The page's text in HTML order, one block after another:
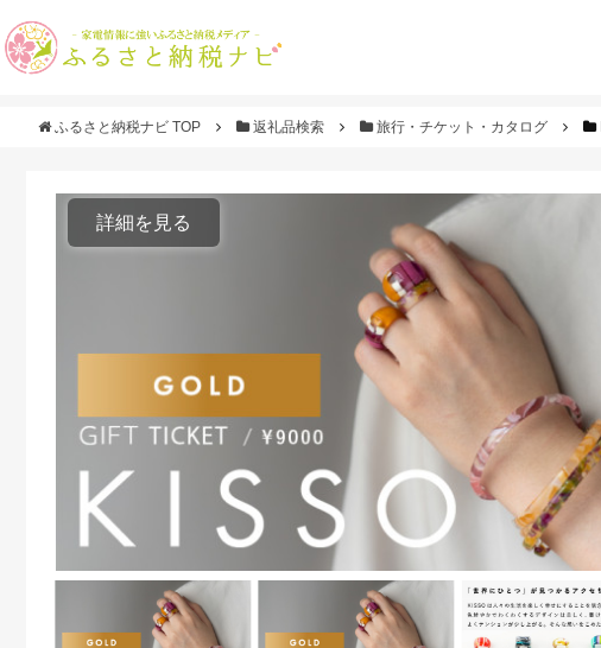
ふるさと納税ナビ TOP 返礼品検索 旅行・チケット・カタログ
詳細を見る